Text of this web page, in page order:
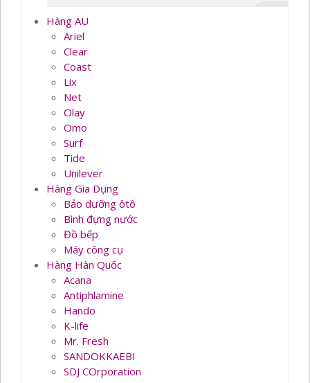
Hàng AU
Ariel
Clear
Coast
Lix
Net
Olay
Omo
Surf
Tide
Unilever
Hàng Gia Dụng
Bảo dưỡng ôtô
Bình đựng nước
Đồ bếp
Máy công cụ
Hàng Hàn Quốc
Acana
Antiphlamine
Hando
K-life
Mr. Fresh
SANDOKKAEBI
SDJ COrporation